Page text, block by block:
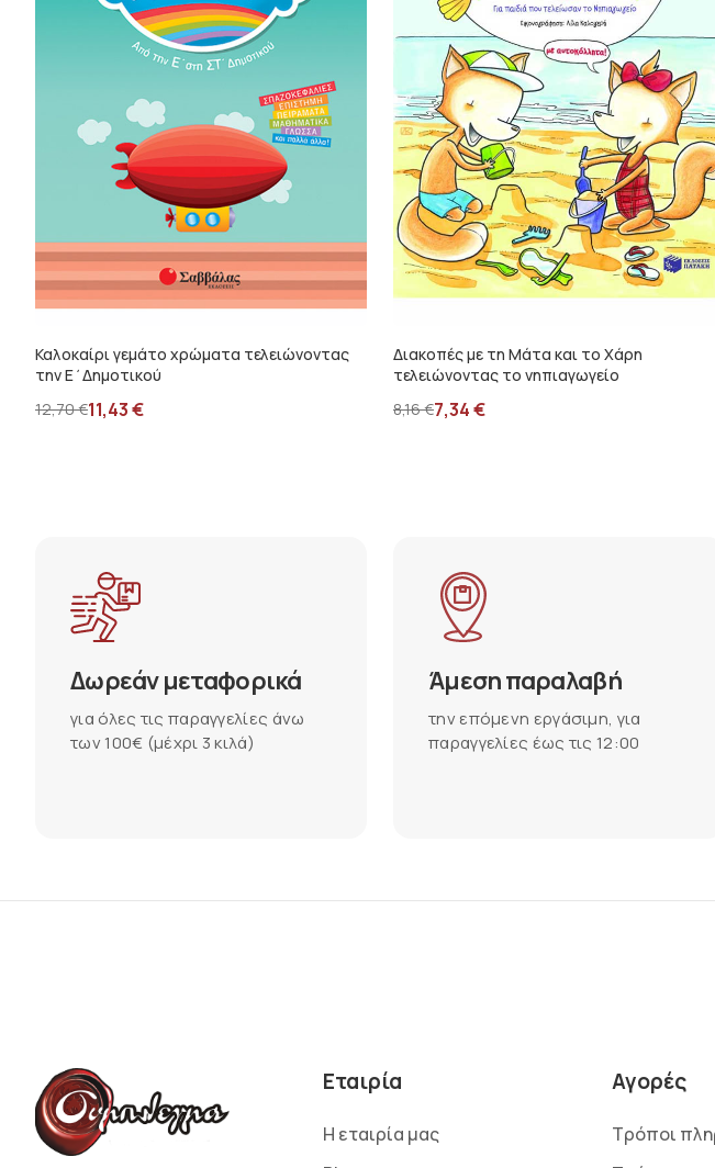
Καλοκαίρι γεμάτο χρώματα τελειώνοντας
την Ε΄Δημοτικού
12,70€11,43€
Διακοπές με τη Μάτα και το Χάρη
τελειώνοντας το νηπιαγωγείο
8,16€7,34€
Δωρεάν μεταφορικά
για όλες τις παραγγελίες άνω
των 100€ (μέχρι 3 κιλά)
Άμεση παραλαβή
την επόμενη εργάσιμη, για
παραγγελίες έως τις 12:00
Εταιρία
Η εταιρία μας
Αγορές
Τρόποι